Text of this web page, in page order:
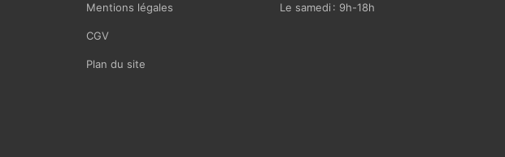
Mentions légales
CGV
Plan du site
Le samedi : 9h-18h